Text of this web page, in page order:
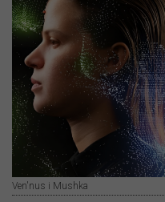
Ven'nus i Mushka